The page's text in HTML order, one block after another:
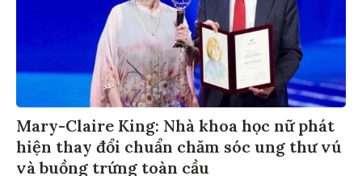
Mary-Claire King: Nhà khoa học nữ phát
hiện thay đổi chuẩn chăm sóc ung thư vú
và buồng trứng toàn cầu